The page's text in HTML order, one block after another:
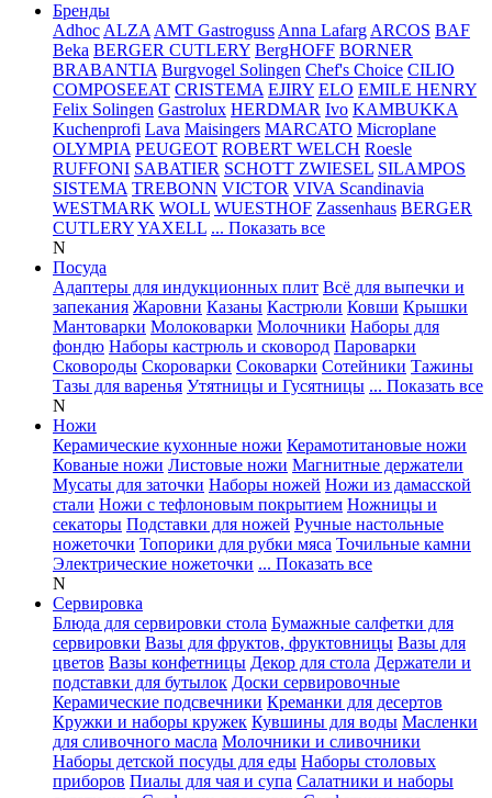
Бренды
Adhoc ALZA AMT Gastroguss Anna Lafarg ARCOS BAF
Beka BERGER CUTLERY BergHOFF BORNER
BRABANTIA Burgvogel Solingen Chef's Choice CILIO
COMPOSEEAT CRISTEMA EJIRY ELO EMILE HENRY
Felix Solingen Gastrolux HERDMAR Ivo KAMBUKKA
Kuchenprofi Lava Maisingers MARCATO Microplane
OLYMPIA PEUGEOT ROBERT WELCH Roesle
RUFFONI SABATIER SCHOTT ZWIESEL SILAMPOS
SISTEMA TREBONN VICTOR VIVA Scandinavia
WESTMARK WOLL WUESTHOF Zassenhaus BERGER
CUTLERYYAXELL ... Показать все
N
Посуда
Адаптеры для индукционных плит Всё для выпечки и
запекания Жаровни Казаны Кастрюли Ковши Крышки
Мантоварки Молоковарки Молочники Наборы для
фондю Наборы кастрюль и сковород Пароварки
Сковороды Скороварки Соковарки Сотейники Тажины
Тазы для варенья Утятницы и Гусятницы ... Показать все
N
Ножи
Керамические кухонные ножи Керамотитановые ножи
Кованые ножи Листовые ножи Магнитные держатели
Мусаты для заточки Наборы ножей Ножи из дамасской
стали Ножи с тефлоновым покрытием Ножницы и
секаторы Подставки для ножей Ручные настольные
ножеточки Топорики для рубки мяса Точильные камни
Электрические ножеточки ... Показать все
N
Сервировка
Блюда для сервировки стола Бумажные салфетки для
сервировки Вазы для фруктов, фруктовницы Вазы для
цветов Вазы конфетницы Декор для стола Держатели и
подставки для бутылок Доски сервировочные
Керамические подсвечники Креманки для десертов
Кружки и наборы кружек Кувшины для воды Масленки
для сливочного масла Молочники и сливочники
Наборы детской посуды для еды Наборы столовых
приборов Пиалы для чая и супа Салатники и наборы